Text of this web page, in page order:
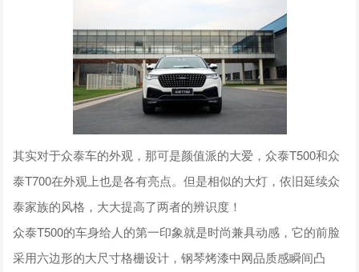
其实对于众泰车的外观，那可是颜值派的大爱，众泰T500和众
泰T700在外观上也是各有亮点。但是相似的大灯，依旧延续众
泰家族的风格，大大提高了两者的辨识度！
众泰T500的车身给人的第一印象就是时尚兼具动感，它的前脸
采用六边形的大尺寸格栅设计，钢琴烤漆中网品质感瞬间凸